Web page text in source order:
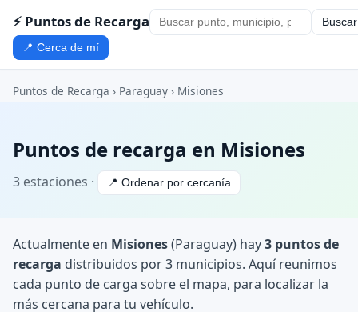
⚡ Puntos de Recarga Buscar
📍 Cerca de mí
Puntos de Recarga › Paraguay › Misiones
Puntos de recarga en Misiones
3 estaciones · 📍 Ordenar por cercanía
Actualmente en Misiones(Paraguay) hay3 puntos de
recarga distribuidos por 3 municipios. Aquí reunimos
cada punto de carga sobre el mapa, para localizar la
más cercana para tu vehículo.